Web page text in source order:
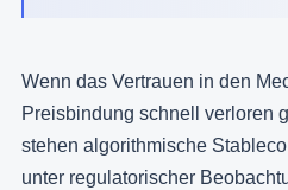
Wenn das Vertrauen in den
Preisbindung schnell verloren
stehen algorithmische
unter regulatorischer